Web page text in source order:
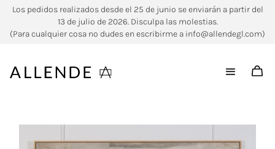
Los pedidos realizados desde el 25 de junio se enviarán a partir del
13 de julio de 2026. Disculpa las molestias.
(Para cualquier cosa no dudes en escribirme a info@allendegl.com)